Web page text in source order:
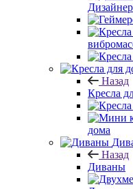
Назад
Кресла
дома
Назад
Диваны